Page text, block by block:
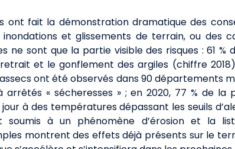
ont fait la démonstration dramatique des
et glissements de terrain, ou des
ne sont que la partie visible des risques : 61 %
et le gonflement des argiles (chiffre
ont été observés dans 90 départements
arrêtés « sécheresses » ; en 2020, 77 % de la
à des températures dépassant les seuils
soumis à un phénomène d’érosion et la
montrent des effets déjà présents sur le